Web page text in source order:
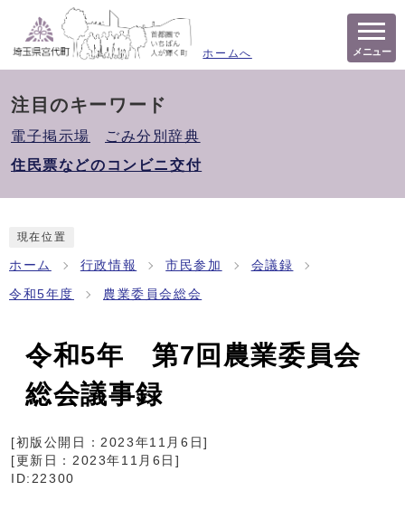
ホームへ メニュー
注目のキーワード
電子掲示場
ごみ分別辞典
住民票などのコンビニ交付
現在位置
ホーム 行政情報 市民参加 会議録
令和5年度 農業委員会総会
令和5年 第7回農業委員会
総会議事録
[初版公開日：2023年11月6日]
[更新日： 2023年11月6日 ]
ID:22300